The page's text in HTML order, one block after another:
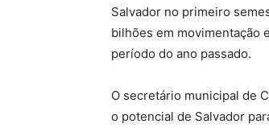
Salvador no primeiro
bilhões em movimentação
período do ano passado.
O secretário municipal de
o potencial de Salvador